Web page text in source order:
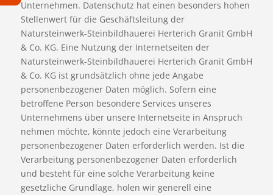
Unternehmen. Datenschutz hat einen besonders hohen
Stellenwert für die Geschäftsleitung der
Natursteinwerk-Steinbildhauerei Herterich Granit GmbH
& Co. KG. Eine Nutzung der Internetseiten der
Natursteinwerk-Steinbildhauerei Herterich Granit GmbH
& Co. KG ist grundsätzlich ohne jede Angabe
personenbezogener Daten möglich. Sofern eine
betroffene Person besondere Services unseres
Unternehmens über unsere Internetseite in Anspruch
nehmen möchte, könnte jedoch eine Verarbeitung
personenbezogener Daten erforderlich werden. Ist die
Verarbeitung personenbezogener Daten erforderlich
und besteht für eine solche Verarbeitung keine
gesetzliche Grundlage, holen wir generell eine